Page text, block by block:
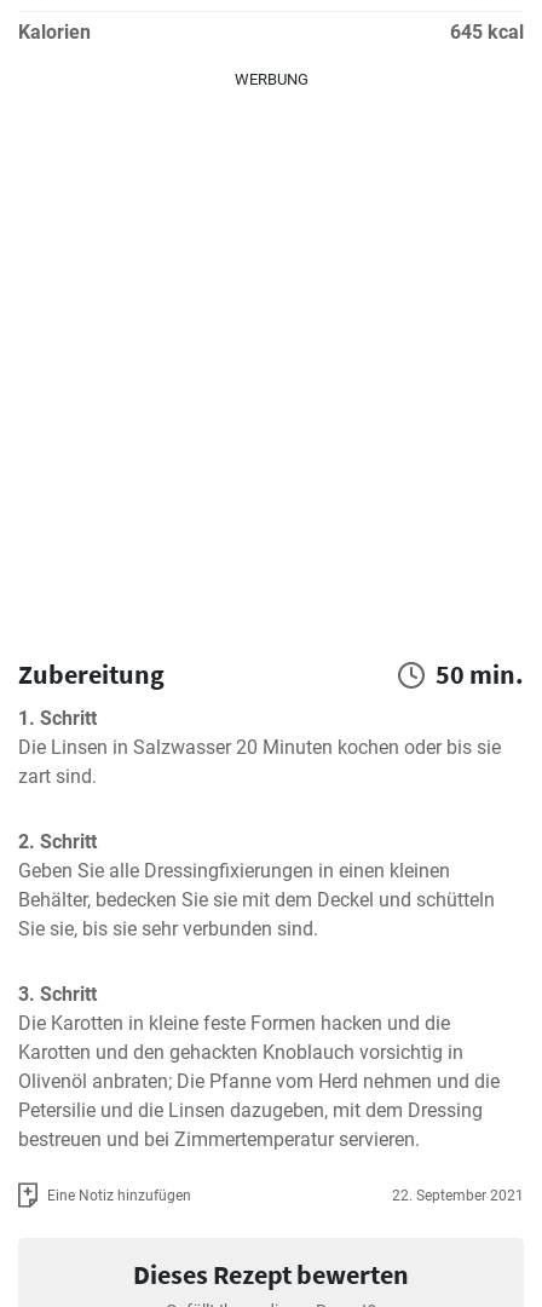
Kalorien
645 kcal
WERBUNG
Zubereitung 50 min.
1. Schritt
Die Linsen in Salzwasser 20 Minuten kochen oder bis sie
zart sind.
2. Schritt
Geben Sie alle Dressingfixierungen in einen kleinen
Behälter, bedecken Sie sie mit dem Deckel und schütteln
Sie sie, bis sie sehr verbunden sind.
3. Schritt
Die Karotten in kleine feste Formen hacken und die
Karotten und den gehackten Knoblauch vorsichtig in
Olivenöl anbraten; Die Pfanne vom Herd nehmen und die
Petersilie und die Linsen dazugeben, mit dem Dressing
bestreuen und bei Zimmertemperatur servieren.
Eine Notiz hinzufügen 22. September 2021
Dieses Rezept bewerten